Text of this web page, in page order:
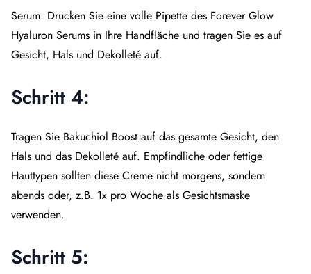
Serum. Drücken Sie eine volle Pipette des Forever Glow
Hyaluron Serums in Ihre Handfläche und tragen Sie es auf
Gesicht, Hals und Dekolleté auf.
Schritt 4:
Tragen Sie Bakuchiol Boost auf das gesamte Gesicht, den
Hals und das Dekolleté auf. Empfindliche oder fettige
Hauttypen sollten diese Creme nicht morgens, sondern
abends oder, z.B. 1x pro Woche als Gesichtsmaske
verwenden.
Schritt 5: